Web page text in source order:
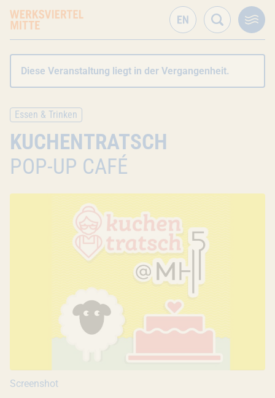
Diese Veranstaltung liegt in der Vergangenheit.
Essen & Trinken
KUCHENTRATSCH
POP-UP CAFÉ
Screenshot